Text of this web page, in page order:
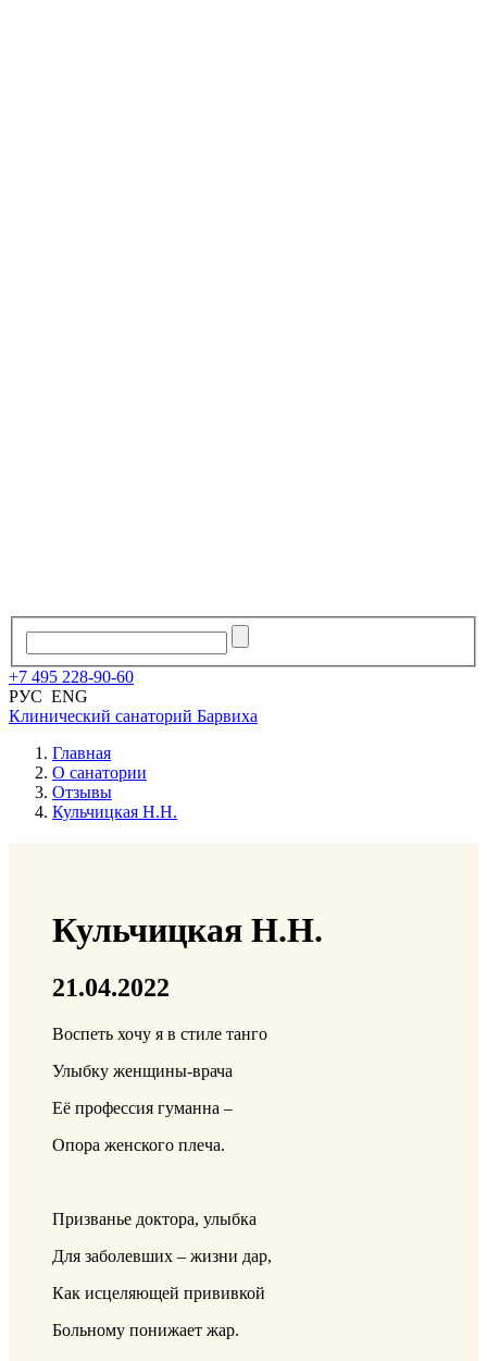
+7 495 228-90-60
РУС ENG
Клинический санаторий Барвиха
Главная
О санатории
Отзывы
Кульчицкая Н.Н.
Кульчицкая Н.Н.
21.04.2022
Воспеть хочу я в стиле танго
Улыбку женщины-врача
Её профессия гуманна –
Опора женского плеча.
Призванье доктора, улыбка
Для заболевших – жизни дар,
Как исцеляющей прививкой
Больному понижает жар.